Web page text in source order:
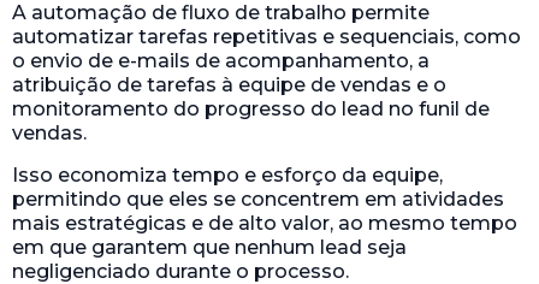
A automação de fluxo de trabalho permite
automatizar tarefas repetitivas e sequenciais, como
o envio de e-mails de acompanhamento, a
atribuição de tarefas à equipe de vendas e o
monitoramento do progresso do lead no funil de
vendas.
Isso economiza tempo e esforço da equipe,
permitindo que eles se concentrem em atividades
mais estratégicas e de alto valor, ao mesmo tempo
em que garantem que nenhum lead seja
negligenciado durante o processo.